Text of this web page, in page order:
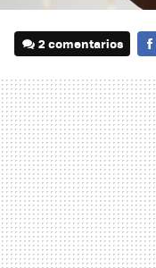
2 comentarios